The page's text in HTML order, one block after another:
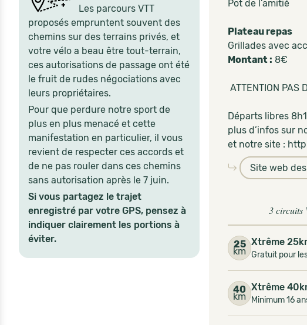
Les parcours VTT
proposés empruntent souvent des
chemins sur des terrains privés, et
votre vélo a beau être tout-terrain,
ces autorisations de passage ont été
le fruit de rudes négociations avec
leurs propriétaires.
Pour que perdure notre sport de
plus en plus menacé et cette
manifestation en particulier, il vous
revient de respecter ces accords et
de ne pas rouler dans ces chemins
sans autorisation après le 7 juin.
Si vous partagez le trajet
enregistré par votre GPS, pensez à
indiquer clairement les portions à
éviter.
Pot de l’amitié
Plateau repas
Grillades avec
Montant : 8€
ATTENTION PAS
Départs libres
plus d’infos sur
et notre site :
Site web
3 circuits
25
km
Xtrême
Gratuit pour
40
km
Xtrême
Minimum 16